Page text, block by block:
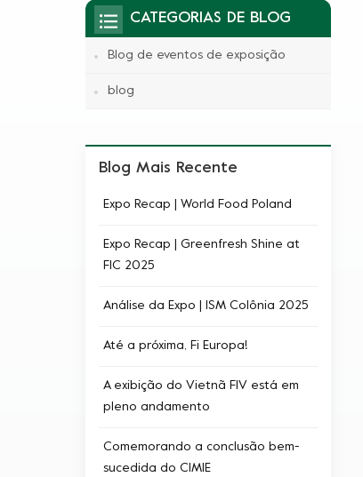
CATEGORIAS DE BLOG
Blog de eventos de exposição
blog
Blog Mais Recente
Expo Recap | World Food Poland
Expo Recap | Greenfresh Shine at
FIC​ 2025
Análise da Expo | ISM Colônia 2025
Até a próxima, Fi Europa!
A exibição do Vietnã FIV está em
pleno andamento
Comemorando a conclusão bem-
sucedida do CIMIE